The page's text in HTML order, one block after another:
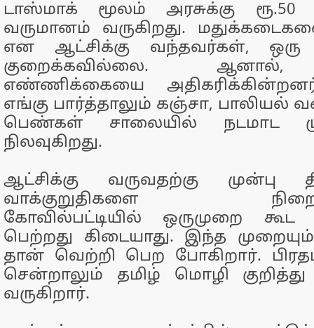
டாஸ்மாக் மூலம் அரசுக்கு
வருமானம் வருகிறது.
என ஆட்சிக்கு வந்தவர்கள்,
குறைக்கவில்லை. ஆனால்,
எண்ணிக்கையை
எங்கு பார்த்தாலும் கஞ்சா,
பெண்கள் சாலையில் நடமாட
நிலவுகிறது.
ஆட்சிக்கு வருவதற்கு முன்பு
வாக்குறுதிகளை
கோவில்பட்டியில் ஒருமுறை கூட
பெற்றது கிடையாது. இந்த
தான் வெற்றி பெற போகிறார்.
சென்றாலும் தமிழ் மொழி
வருகிறார்.